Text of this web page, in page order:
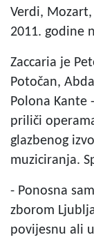
Verdi,
2011. godine
Zaccaria je
Potočan,
Polona Kante
priliči
glazbenog
muziciranja.
- Ponosna
zborom
povijesnu ali